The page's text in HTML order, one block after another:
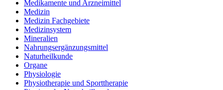
Medikamente und Arzneimittel
Medizin
Medizin Fachgebiete
Medizinsystem
Mineralien
Nahrungsergänzungsmittel
Naturheilkunde
Organe
Physiologie
Physiotherapie und Sporttherapie